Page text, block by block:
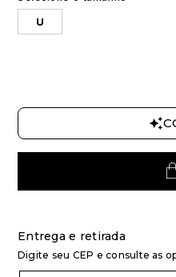
U
Entrega e retirada
Digite seu CEP e consulte as